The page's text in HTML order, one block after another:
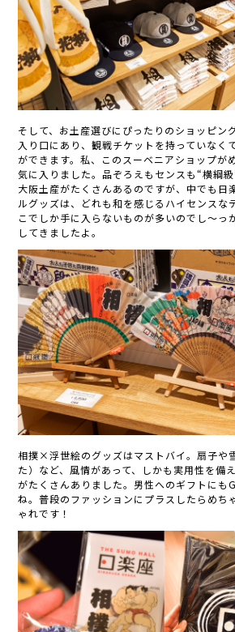
そして、お土産選びにぴったりのショッピン
入り口にあり、観戦チケットを持っていなく
ができます。私、このスーベニアショップが
気に入りました。品ぞろえもセンスも“横綱級
大阪土産がたくさんあるのですが、中でも日
ルグッズは、どれも和を感じるハイセンスな
こでしか手に入らないものが多いのでし～っ
してきましたよ。
相撲×浮世絵のグッズはマストバイ。扇子や
た）など、風情があって、しかも実用性を備
がたくさんありました。男性へのギフトにも
ね。普段のファッションにプラスしたらめち
ゃれです！